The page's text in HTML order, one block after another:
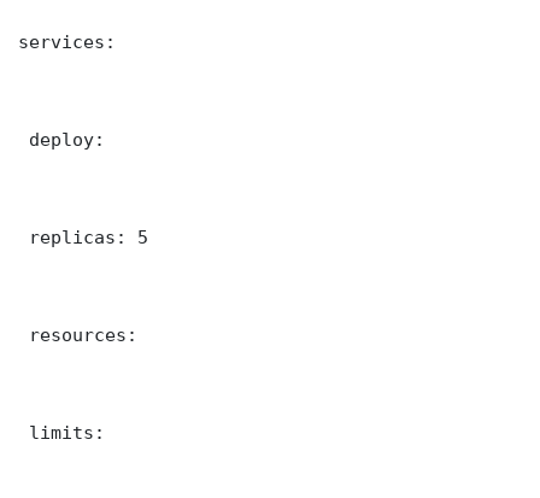
services:
deploy:
replicas: 5
resources:
limits: